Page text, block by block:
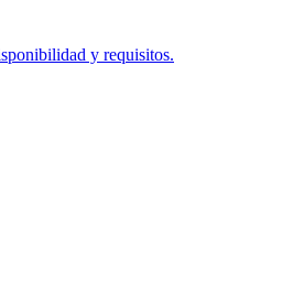
y requisitos.